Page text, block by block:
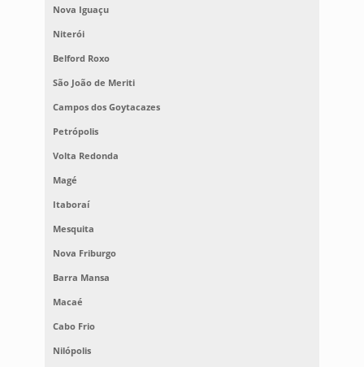
Nova Iguaçu
Niterói
Belford Roxo
São João de Meriti
Campos dos Goytacazes
Petrópolis
Volta Redonda
Magé
Itaboraí
Mesquita
Nova Friburgo
Barra Mansa
Macaé
Cabo Frio
Nilópolis